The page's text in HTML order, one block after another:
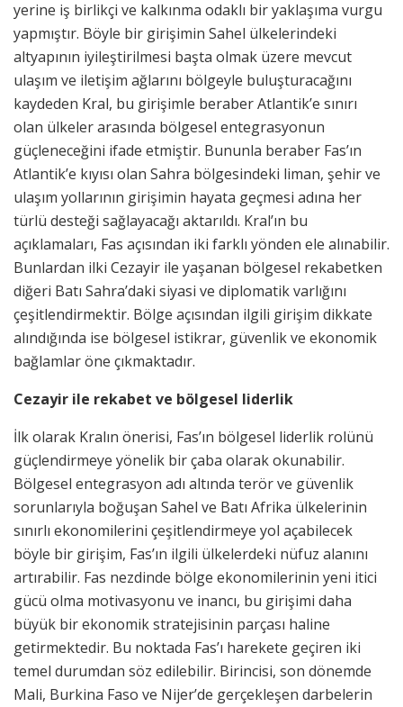
yerine iş birlikçi ve kalkınma odaklı bir yaklaşıma vurgu
yapmıştır. Böyle bir girişimin Sahel ülkelerindeki
altyapının iyileştirilmesi başta olmak üzere mevcut
ulaşım ve iletişim ağlarını bölgeyle buluşturacağını
kaydeden Kral, bu girişimle beraber Atlantik’e sınırı
olan ülkeler arasında bölgesel entegrasyonun
güçleneceğini ifade etmiştir. Bununla beraber Fas’ın
Atlantik’e kıyısı olan Sahra bölgesindeki liman, şehir ve
ulaşım yollarının girişimin hayata geçmesi adına her
türlü desteği sağlayacağı aktarıldı. Kral’ın bu
açıklamaları, Fas açısından iki farklı yönden ele alınabilir.
Bunlardan ilki Cezayir ile yaşanan bölgesel rekabetken
diğeri Batı Sahra’daki siyasi ve diplomatik varlığını
çeşitlendirmektir. Bölge açısından ilgili girişim dikkate
alındığında ise bölgesel istikrar, güvenlik ve ekonomik
bağlamlar öne çıkmaktadır.
Cezayir ile rekabet ve bölgesel liderlik
İlk olarak Kralın önerisi, Fas’ın bölgesel liderlik rolünü
güçlendirmeye yönelik bir çaba olarak okunabilir.
Bölgesel entegrasyon adı altında terör ve güvenlik
sorunlarıyla boğuşan Sahel ve Batı Afrika ülkelerinin
sınırlı ekonomilerini çeşitlendirmeye yol açabilecek
böyle bir girişim, Fas’ın ilgili ülkelerdeki nüfuz alanını
artırabilir. Fas nezdinde bölge ekonomilerinin yeni itici
gücü olma motivasyonu ve inancı, bu girişimi daha
büyük bir ekonomik stratejisinin parçası haline
getirmektedir. Bu noktada Fas’ı harekete geçiren iki
temel durumdan söz edilebilir. Birincisi, son dönemde
Mali, Burkina Faso ve Nijer’de gerçekleşen darbelerin